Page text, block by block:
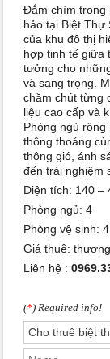
Đắm chìm trong
hảo tại Biệt Thự
của khu đô thị
hợp tinh tế giữa
tưởng cho
và sang trọng.
chăm chút từng
liệu cao cấp và
Phòng ngủ
thông thoáng
thông gió, ánh
đến trải nghiệm
Diện tích: 140 –
Phòng ngủ: 4
Phòng vệ sinh: 4
Giá thuê:
Liên hệ :
(*) Required info!